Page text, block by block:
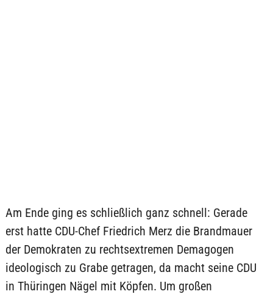
Am Ende ging es schließlich ganz schnell: Gerade
erst hatte CDU-Chef Friedrich Merz die Brandmauer
der Demokraten zu rechtsextremen Demagogen
ideologisch zu Grabe getragen, da macht seine CDU
in Thüringen Nägel mit Köpfen. Um großen